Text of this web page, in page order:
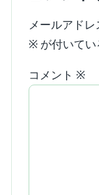
メールアドレ
※ が付いて
コメント ※